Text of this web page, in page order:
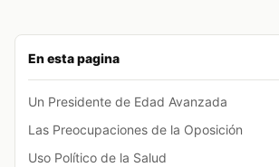
En esta pagina
Un Presidente de Edad Avanzada
Las Preocupaciones de la Oposición
Uso Político de la Salud